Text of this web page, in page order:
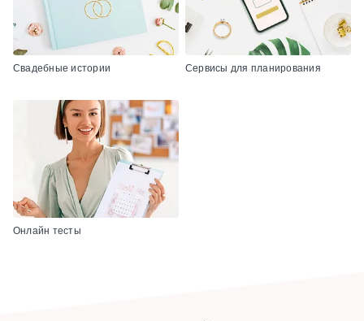
Свадебные истории Сервисы для планирования
Онлайн тесты